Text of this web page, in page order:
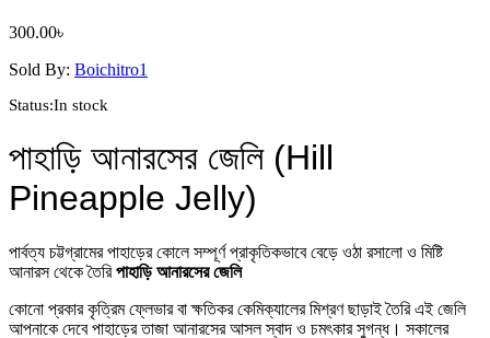
300.00৳
Sold By: Boichitro1
Status:In stock
পাহাড়ি আনারসের জেলি (Hill
Pineapple Jelly)
পার্বত্য চট্টগ্রামের পাহাড়ের কোলে সম্পূর্ণ প্রাকৃতিকভাবে বেড়ে ওঠা রসালো ও মিষ্টি
আনারস থেকে তৈরিপাহাড়ি আনারসের জেলি
কোনো প্রকার কৃত্রিম ফ্লেভার বা ক্ষতিকর কেমিক্যালের মিশ্রণ ছাড়াই তৈরি এই জেলি
আপনাকে দেবে পাহাড়ের তাজা আনারসের আসল স্বাদ ও চমৎকার সুগন্ধ। সকালের